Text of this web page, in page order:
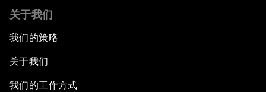
关于我们
我们的策略
关于我们
我们的工作方式